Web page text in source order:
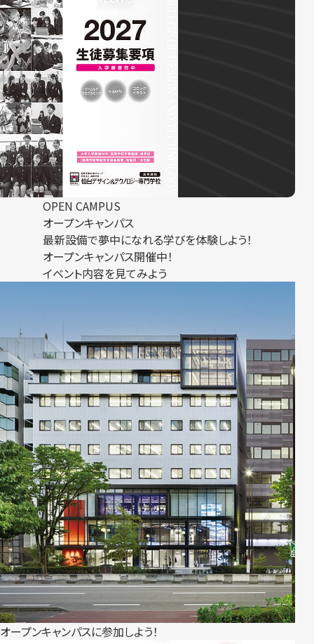
OPEN CAMPUS
オープンキャンパス
最新設備で夢中になれる学びを体験しよう！
オープンキャンパス開催中！
イベント内容を見てみよう
オープンキャンパスに参加しよう！